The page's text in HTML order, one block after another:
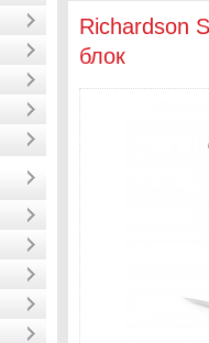
Richardson
блок